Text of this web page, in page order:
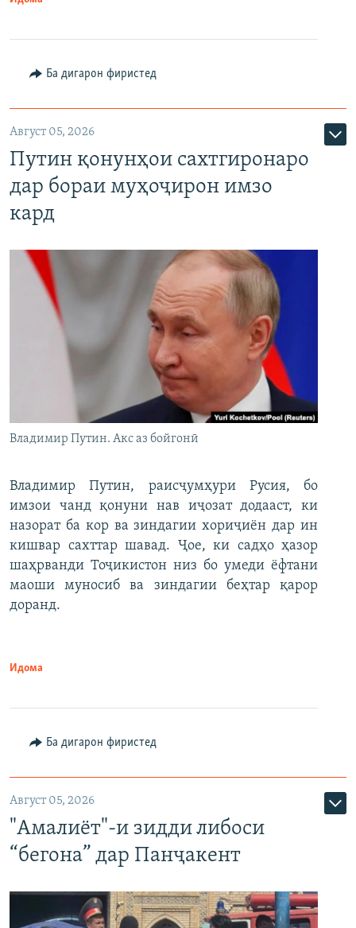
Ба дигарон фиристед
Август 05, 2026
Путин қонунҳои сахтгиронаро
дар бораи муҳоҷирон имзо
кард
Владимир Путин. Акс аз бойгонӣ
Владимир Путин, раисҷумҳури Русия, бо
имзои чанд қонуни нав иҷозат додааст, ки
назорат ба кор ва зиндагии хориҷиён дар ин
кишвар сахттар шавад. Ҷое, ки садҳо ҳазор
шаҳрванди Тоҷикистон низ бо умеди ёфтани
маоши муносиб ва зиндагии беҳтар қарор
доранд.
Идома
Ба дигарон фиристед
Август 05, 2026
"Амалиёт"-и зидди либоси
“бегона” дар Панҷакент